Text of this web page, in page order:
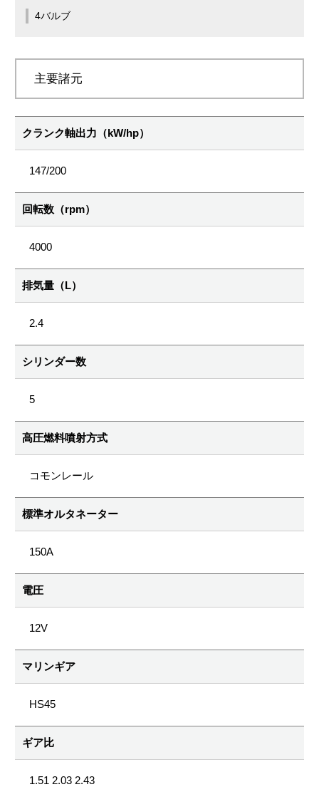
4バルブ
主要諸元
クランク軸出力（kW/hp）
147/200
回転数（rpm）
4000
排気量（L）
2.4
シリンダー数
5
高圧燃料噴射方式
コモンレール
標準オルタネーター
150A
電圧
12V
マリンギア
HS45
ギア比
1.51 2.03 2.43